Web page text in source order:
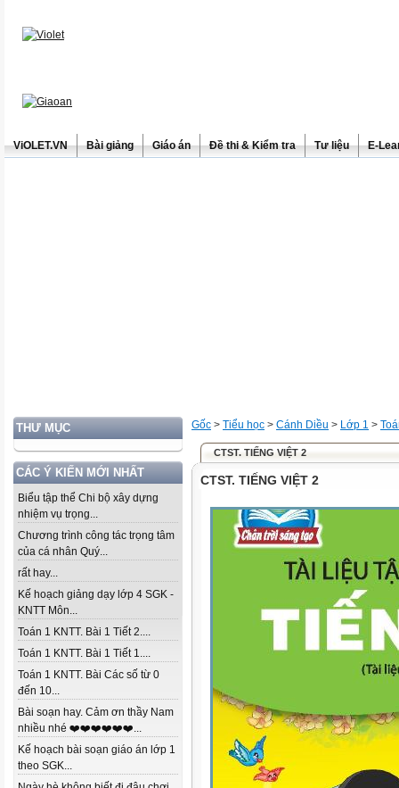
ViOLET.VN Bài giảng Giáo án Đề thi & Kiểm tra Tư liệu E-
THƯ MỤC
CÁC Ý KIẾN MỚI NHẤT
Biểu tập thể Chi bộ xây dựng
nhiệm vụ trọng...
Chương trình công tác trọng tâm
của cá nhân Quý...
rất hay...
Kế hoạch giảng dạy lớp 4 SGK -
KNTT Môn...
Toán 1 KNTT. Bài 1 Tiết 2....
Toán 1 KNTT. Bài 1 Tiết 1....
Toán 1 KNTT. Bài Các số từ 0
đến 10...
Bài soạn hay. Cảm ơn thầy Nam
nhiều nhé ❤️❤️❤️❤️❤️❤️...
Kế hoạch bài soạn giáo án lớp 1
theo SGK...
Gốc > Tiểu học > Cánh Diều > Lớp 1 >
CTST. TIẾNG VIỆT 2
CTST. TIẾNG VIỆT 2